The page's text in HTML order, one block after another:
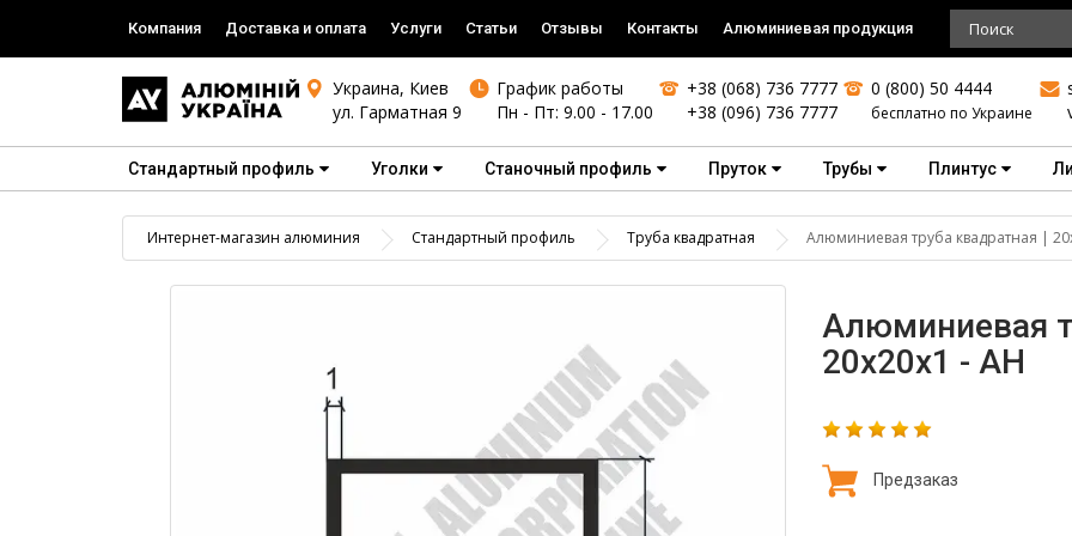
Компания Доставка и оплата Услуги Статьи Отзывы Контакты Алюминиевая продукция
Украина, Киев
ул. Гарматная 9
График работы
Пн - Пт: 9.00 - 17.00
+38 (068) 736 7777
+38 (096) 736 7777
0 (800) 50 4444
бесплатно по Украине
Стандартный профиль Уголки Станочный профиль Пруток Трубы Плинтус
Интернет-магазин алюминия Стандартный профиль Труба квадратная Алюминиевая труба квадратная |
Алюминиевая
20х20х1 - АН
Предзаказ